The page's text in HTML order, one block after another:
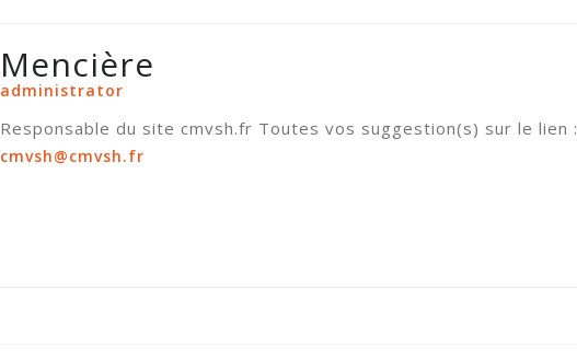
Mencière
administrator
Responsable du site cmvsh.fr Toutes vos suggestion(s) sur le lien :
cmvsh@cmvsh.fr